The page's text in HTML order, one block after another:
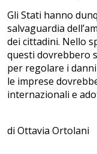
Gli Stati hanno
salvaguardia
dei cittadini. Nello
questi dovrebbero
per regolare i
le imprese
internazionali e
di Ottavia Ortolani